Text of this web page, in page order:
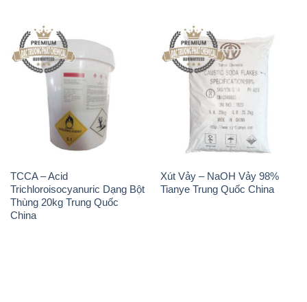
TCCA – Acid
Trichloroisocyanuric Dạng Bột
Thùng 20kg Trung Quốc
Xút Vảy – NaOH Vảy 98%
Tianye Trung Quốc China